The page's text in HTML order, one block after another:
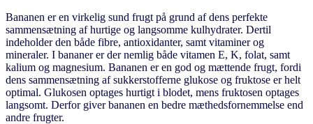
Bananen er en virkelig sund frugt på grund af dens perfekte
sammensætning af hurtige og langsomme kulhydrater. Dertil
indeholder den både fibre, antioxidanter, samt vitaminer og
mineraler. I bananer er der nemlig både vitamen E, K, folat, samt
kalium og magnesium. Bananen er en god og mættende frugt, fordi
dens sammensætning af sukkerstofferne glukose og fruktose er helt
optimal. Glukosen optages hurtigt i blodet, mens fruktosen optages
langsomt. Derfor giver bananen en bedre mæthedsfornemmelse end
andre frugter.